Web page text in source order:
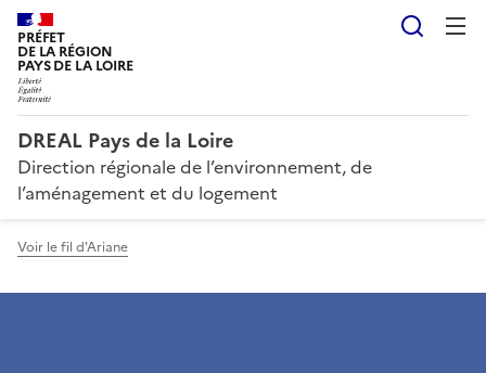
PRÉFET
DE LA RÉGION
PAYS DE LA LOIRE
DREAL Pays de la Loire
Direction régionale de l’environnement, de
l’aménagement et du logement
Voir le fil d'Ariane